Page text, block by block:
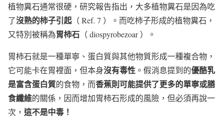
植物糞石通常很硬，研究報告指出，大多植物糞石是因為吃
了沒熟的柿子引起 （ Ref. 7 ）。而吃柿子形成的植物糞石，
又特別被稱為胃柿石 （ diospyrobezoar ）。
胃柿石就是一種單寧、蛋白質與其他物質形成一種複合物，
它可能卡在胃裡面，但本身沒有毒性 。假消息提到的優酪乳
是富含蛋白質的食物，而香蕉則可能提供了更多的單寧或膳
食纖維的關係，因而增加胃柿石形成的風險，但必須再說一
次， 這不是中毒！